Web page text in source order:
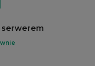
serwerem